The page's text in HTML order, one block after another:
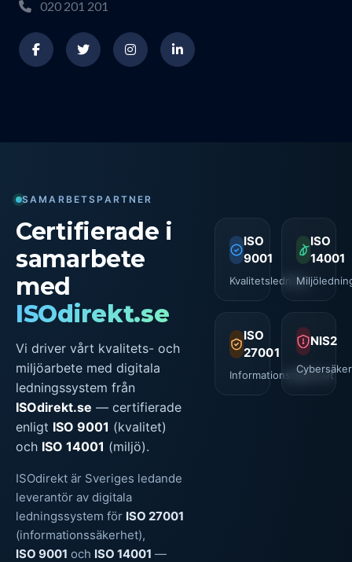
020 201 201
SAMARBETSPARTNER
Certifierade i
samarbete
med
ISOdirekt.se
Vi driver vårt kvalitets- och
miljöarbete med digitala
ledningssystem från
ISOdirekt.se — certifierade
enligt ISO 9001 (kvalitet)
och ISO 14001 (miljö).
ISOdirekt är Sveriges ledande
leverantör av digitala
ledningssystem för ISO 27001
(informationssäkerhet),
ISO 9001 och ISO 14001 —
ISO
9001
Kvalitetsledning
ISO
14001
ISO
27001
Informationssäkerhet
NIS2